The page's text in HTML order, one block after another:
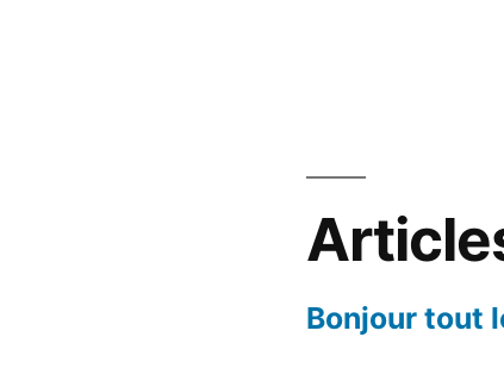
Bonjour tout